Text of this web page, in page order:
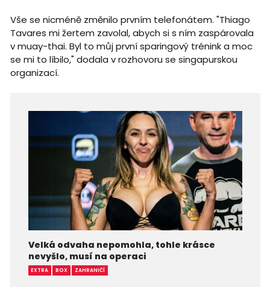
Vše se nicméně změnilo prvním telefonátem. "Thiago
Tavares mi žertem zavolal, abych si s ním zaspárovala
v muay-thai. Byl to můj první sparingový trénink a moc
se mi to líbilo," dodala v rozhovoru se singapurskou
organizací.
Velká odvaha nepomohla, tohle krásce
nevyšlo, musí na operaci
EXTRA BOX ZAHRANIČÍ